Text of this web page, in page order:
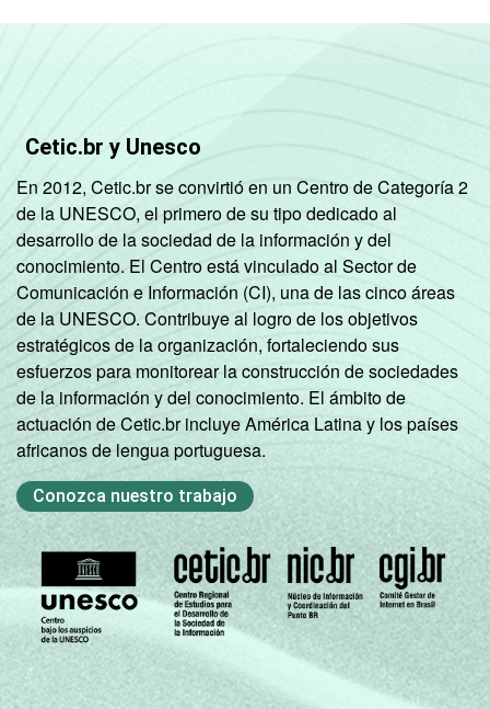
Cetic.br y Unesco
En 2012, Cetic.br se convirtió en un Centro de Categoría 2
de la UNESCO, el primero de su tipo dedicado al
desarrollo de la sociedad de la información y del
conocimiento. El Centro está vinculado al Sector de
Comunicación e Información (CI), una de las cinco áreas
de la UNESCO. Contribuye al logro de los objetivos
estratégicos de la organización, fortaleciendo sus
esfuerzos para monitorear la construcción de sociedades
de la información y del conocimiento. El ámbito de
actuación de Cetic.br incluye América Latina y los países
africanos de lengua portuguesa.
Conozca nuestro trabajo